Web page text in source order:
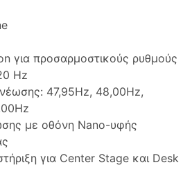
για προσαρμοστικούς ρυθμούς
Hz
47,95Hz, 48,00Hz,
με οθόνη Nano-υφής
για Center Stage και Desk